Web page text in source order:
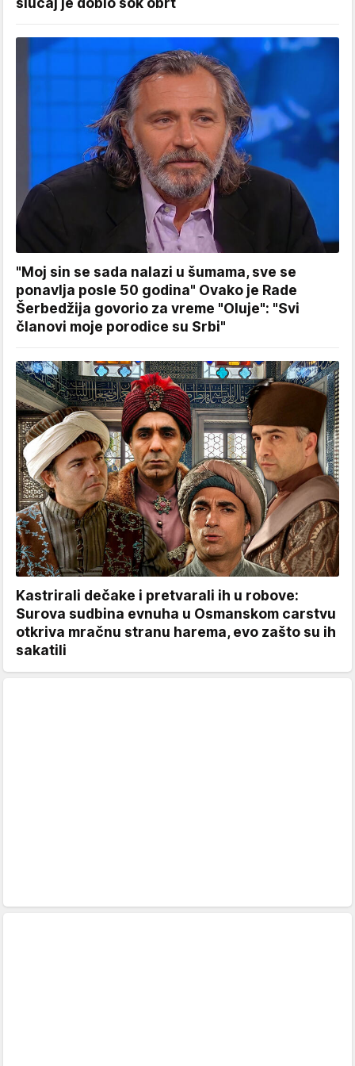
"Moj sin se sada nalazi u šumama, sve se
ponavlja posle 50 godina" Ovako je Rade
Šerbedžija govorio za vreme "Oluje": "Svi
članovi moje porodice su Srbi"
Kastrirali dečake i pretvarali ih u robove:
Surova sudbina evnuha u Osmanskom carstvu
otkriva mračnu stranu harema, evo zašto su ih
sakatili